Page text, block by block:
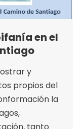
en el
y
propios del
la